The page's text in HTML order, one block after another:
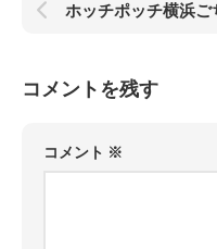
ホッチポッチ横浜
コメントを残す
コメント ※